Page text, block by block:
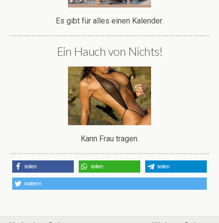
Es gibt für alles einen Kalender.
Ein Hauch von Nichts!
Kann Frau tragen.
teilen teilen teilen
twittern